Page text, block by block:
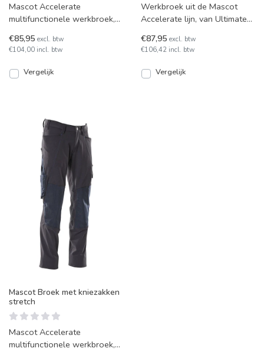
Mascot Accelerate
multifunctionele werkbroek,
waterafstotende stretchstof.
Voorzien
€85,95 excl. btw
€104,00 incl. btw
Vergelijk
Werkbroek uit de Mascot
Accelerate lijn, van Ultimate
en vele andere f
€87,95 excl. btw
€106,42 incl. btw
Vergelijk
Mascot Broek met kniezakken
stretch
Mascot Accelerate
multifunctionele werkbroek,